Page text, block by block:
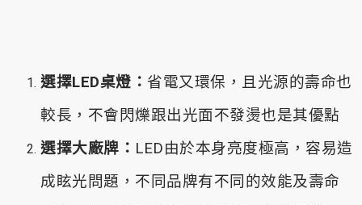
選擇LED桌燈： 省電又環保，且光源的壽命也
較長，不會閃爍跟出光面不發燙也是其優點
選擇大廠牌： LED由於本身亮度極高，容易造
成眩光問題，不同品牌有不同的效能及壽命